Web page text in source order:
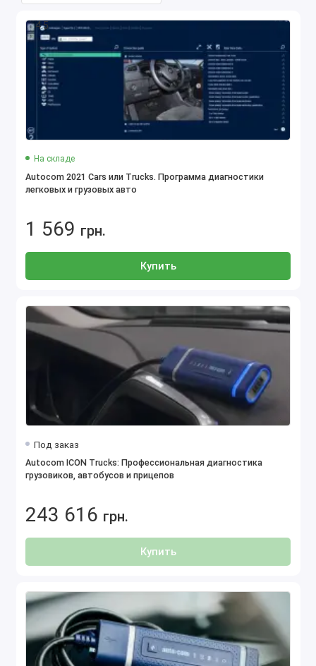
4.5
На складе
Autocom 2021 Cars или Trucks. Программа диагностики
легковых и грузовых авто
1 569 грн.
Купить
Под заказ
Autocom ICON Trucks: Профессиональная диагностика
грузовиков, автобусов и прицепов
243 616 грн.
Купить